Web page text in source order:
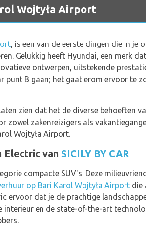
Wojtyła Airport
, is een van de eerste dingen die in je
Gelukkig heeft Hyundai, een merk
ontwerpen, uitstekende
punt B gaan; het gaat erom ervoor te
zien dat het de diverse behoeften
zowel zakenreizigers als
Wojtyła Airport.
Electric van SICILY BY CAR
compacte SUV's. Deze
op Bari Karol Wojtyła Airport die
ervoor dat je de prachtige
en de state-of-the-art